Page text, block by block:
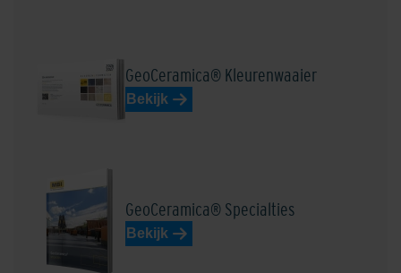
GeoCeramica® Kleurenwaaier
Bekijk
GeoCeramica® Specialties
Bekijk